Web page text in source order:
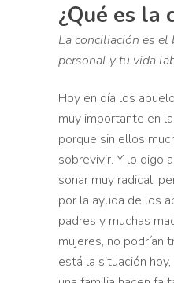
¿Qué es la
La conciliación es el
personal y tu vida
Hoy en día los
muy importante en la
porque sin ellos
sobrevivir. Y lo digo
sonar muy radical,
por la ayuda de los
padres y muchas
mujeres, no podrían
está la situación